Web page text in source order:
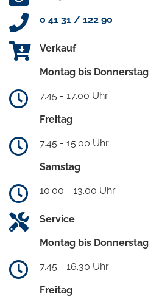
0 41 31 / 122 90
Verkauf
Montag bis Donnerstag
7.45 - 17.00 Uhr
Freitag
7.45 - 15.00 Uhr
Samstag
10.00 - 13.00 Uhr
Service
Montag bis Donnerstag
7.45 - 16.30 Uhr
Freitag